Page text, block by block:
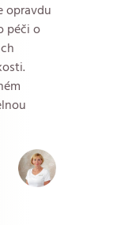
opravdu
péči o